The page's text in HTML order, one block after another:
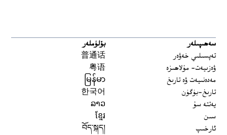
سەھىپىلەر
تەپسىلىي خەۋەر
ۋەزىيەت- مۇلاھىزە
مەدەنىيەت ۋە تارىخ
تارىخ-بۈگۈن
يەتتە سۇ
سىن
ئارخىپ
بۆلۈملەر
普通话
粤语
မြန်မာ
한국어
ລາວ
ខ្មែរ
བོད་སྐད།